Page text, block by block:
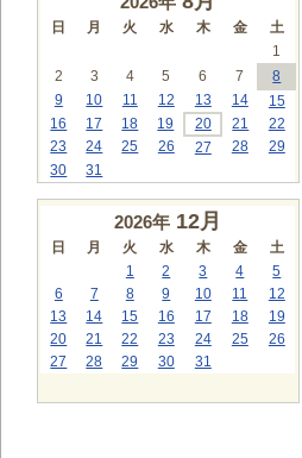
日 月 火 水 木 金
土
1
2
3 4 5 6 7
8
9
10 11 12 13 14
15
16
17 18 19 20 21
22
23
24 25 26 27 28
29
30
31
2026年 12月
日 月 火 水 木 金
土
1
2 3 4
5
6
7 8 9 10 11
12
13
14 15 16 17 18
19
20
21 22 23 24 25
26
27
28 29 30 31